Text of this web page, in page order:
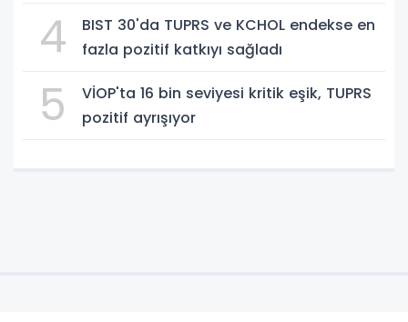
4
BIST 30'da TUPRS ve KCHOL endekse en
fazla pozitif katkıyı sağladı
5
VİOP'ta 16 bin seviyesi kritik eşik, TUPRS
pozitif ayrışıyor